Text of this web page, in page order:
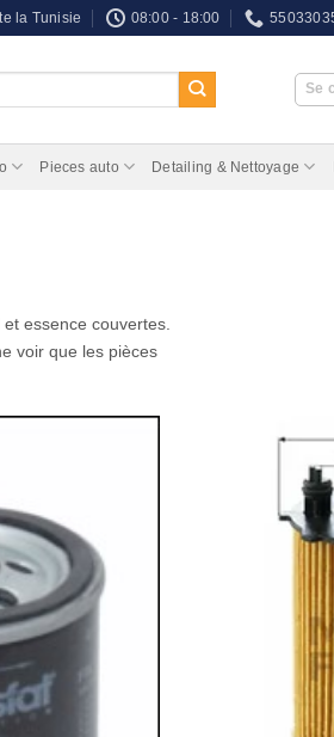
la Tunisie 08:00 - 18:00
Se
Pieces auto Detailing & Nettoyage
et essence couvertes.
voir que les pièces